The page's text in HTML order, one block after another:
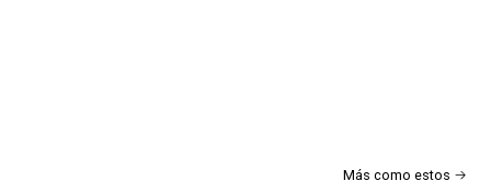
Más como estos